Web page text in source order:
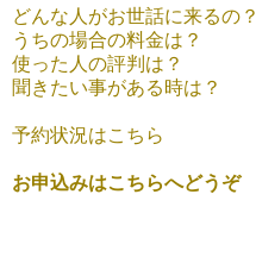
どんな人がお世話に来るの？
うちの場合の料金は？
使った人の評判は？
聞きたい事がある時は？
予約状況はこちら
お申込みはこちらへどうぞ